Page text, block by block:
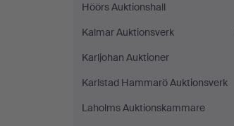
Höörs Auktionshall
Kalmar Auktionsverk
Karljohan Auktioner
Karlstad Hammarö Auktionsverk
Laholms Auktionskammare